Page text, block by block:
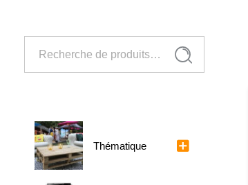
pour :
Recherche
Thématique